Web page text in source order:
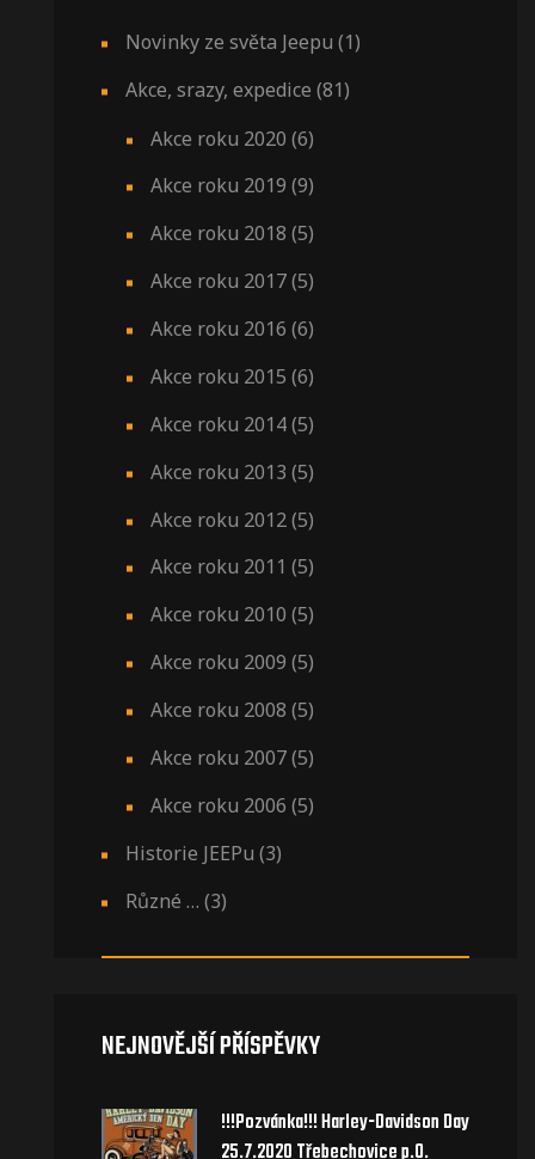
Novinky ze světa Jeepu (1)
Akce, srazy, expedice (81)
Akce roku 2020 (6)
Akce roku 2019 (9)
Akce roku 2018 (5)
Akce roku 2017(5)
Akce roku 2016 (6)
Akce roku 2015 (6)
Akce roku 2014(5)
Akce roku 2013 (5)
Akce roku 2012(5)
Akce roku 2011 (5)
Akce roku 2010 (5)
Akce roku 2009 (5)
Akce roku 2008 (5)
Akce roku 2007(5)
Akce roku 2006 (5)
Historie JEEPu (3)
Různé … (3)
NEJNOVĚJŠÍ PŘÍSPĚVKY
!!!Pozvánka!!! Harley-Davidson Day
25.7.2020 Třebechovice p.O.